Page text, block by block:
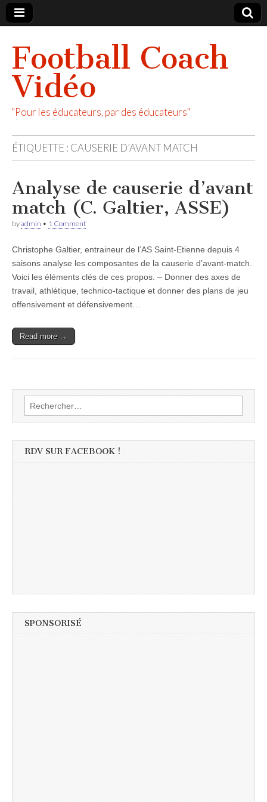
Football Coach
Vidéo
"Pour les éducateurs, par des éducateurs"
ÉTIQUETTE : CAUSERIE D’AVANT MATCH
Analyse de causerie d’avant
match (C. Galtier, ASSE)
byadmin • 1 Comment
Christophe Galtier, entraineur de l’AS Saint-Etienne depuis 4
saisons analyse les composantes de la causerie d’avant-match.
Voici les éléments clés de ces propos. – Donner des axes de
travail, athlétique, technico-tactique et donner des plans de jeu
offensivement et défensivement…
Read more →
Rechercher :
RDV SUR FACEBOOK !
SPONSORISÉ